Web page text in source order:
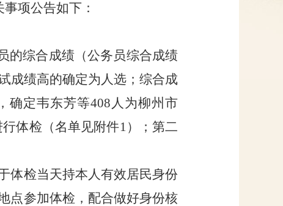
项公告如下：
的综合成绩（公务员综合成绩
成绩高的确定为人选；综合成
确定韦东芳等408 人为柳州市
行体检（名单见附件1）；第二
体检当天持本人有效居民身份
点参加体检，配合做好身份核